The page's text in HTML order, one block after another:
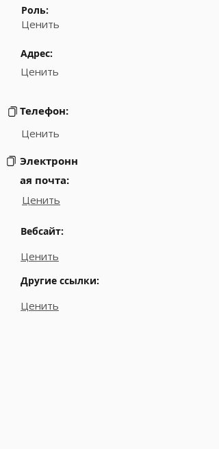
Роль:
Ценить
Адрес:
Ценить
Телефон:
Ценить
Электронн
ая почта:
Ценить
Вебсайт:
Ценить
Другие ссылки:
Ценить